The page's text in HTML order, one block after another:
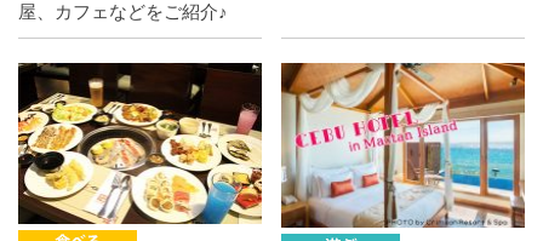
屋、カフェなどをご紹介♪